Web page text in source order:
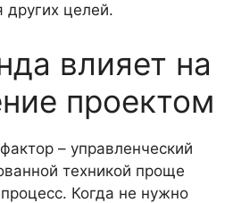
целей.
влияет на
проектом
– управленческий
техникой проще
Когда не нужно